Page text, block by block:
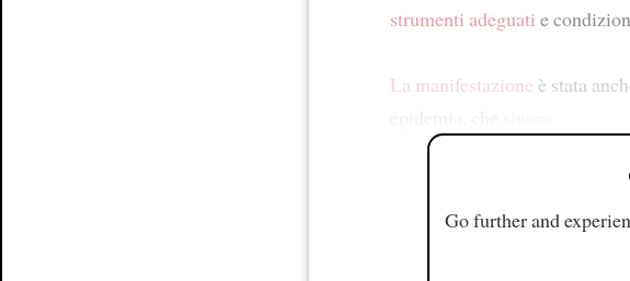
strumenti adeguati e
La manifestazione è stata
Go further and